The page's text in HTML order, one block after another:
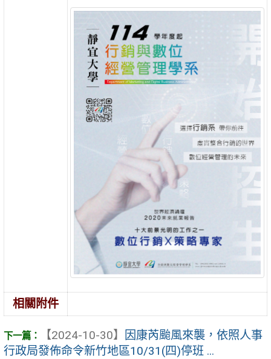
相關附件
【2024-10-30】
因康芮颱風來襲，依照人事
行政局發佈命令新竹地區10/31(四)停班 ...